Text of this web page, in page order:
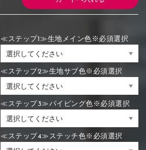
≪ステップ1≫生地メイン色※必須選択
≪ステップ2≫生地サブ色※必須選択
≪ステップ3≫パイピング色※必須選択
≪ステップ4≫ステッチ色※必須選択